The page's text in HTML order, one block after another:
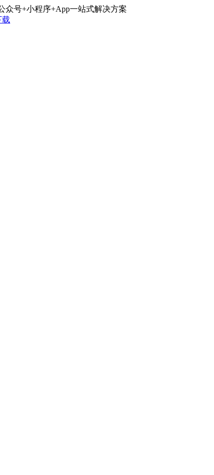
众号+小程序+App一站式解决方案
载